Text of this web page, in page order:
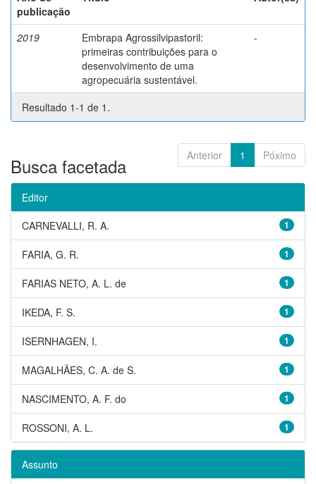
publicação
2019
Embrapa Agrossilvipastoril:
primeiras contribuições para o
desenvolvimento de uma
agropecuária sustentável.
-
Resultado 1-1 de 1.
Anterior 1 Póximo
Busca facetada
Editor
1
CARNEVALLI, R. A.
1
FARIA, G. R.
1
FARIAS NETO, A. L. de
1
IKEDA, F. S.
1
ISERNHAGEN, I.
1
MAGALHÃES, C. A. de S.
1
NASCIMENTO, A. F. do
1
ROSSONI, A. L.
Assunto